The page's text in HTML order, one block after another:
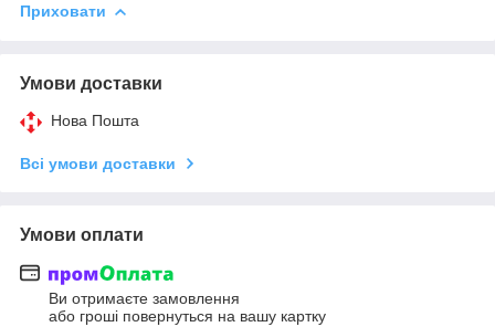
Приховати
Умови доставки
Нова Пошта
Всі умови доставки
Умови оплати
Ви отримаєте замовлення
або гроші повернуться на вашу картку